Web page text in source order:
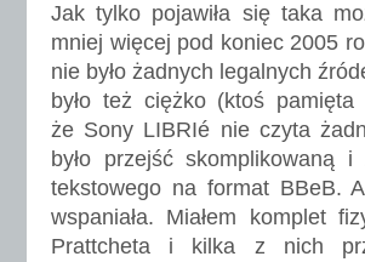
Jak tylko pojawiła się taka
mniej więcej pod koniec 2005
nie było żadnych legalnych
było też ciężko (ktoś
że Sony LIBRIé nie czyta
było przejść skomplikowaną
tekstowego na format BBeB.
wspaniała. Miałem komplet
Prattcheta i kilka z nich